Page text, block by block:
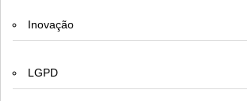
Inovação
LGPD